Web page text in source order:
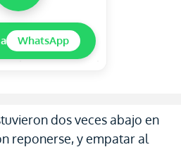
WhatsApp
dos veces abajo en
reponerse, y empatar al